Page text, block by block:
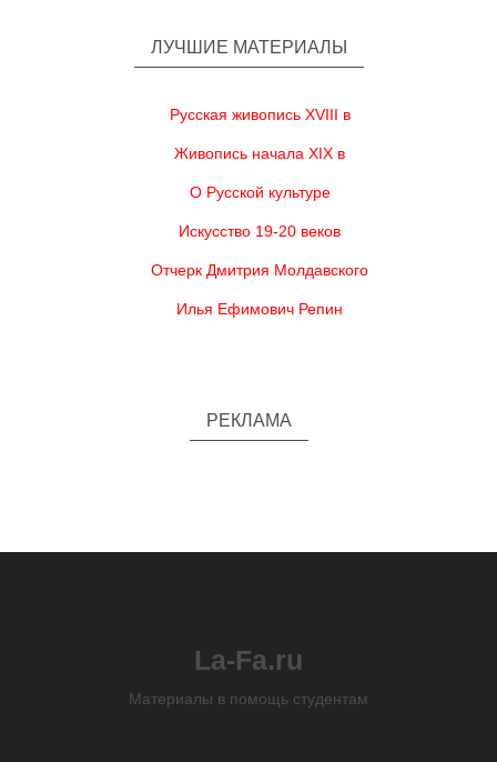
ЛУЧШИЕ МАТЕРИАЛЫ
Русская живопись XVIII в
Живопись начала XIX в
О Русской культуре
Искусство 19-20 веков
Отчерк Дмитрия Молдавского
Илья Ефимович Репин
РЕКЛАМА
La-Fa.ru
Материалы в помощь студентам